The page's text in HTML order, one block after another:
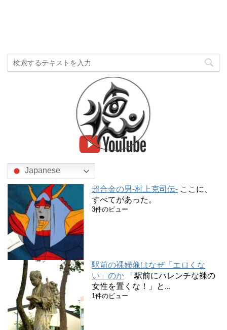
Japanese
超合金の男-村上克司伝- ここに、
すべてがあった。
3件のビュー
駅前の裸婦像はなぜ「エロくな
い」のか
「駅前にハレンチな裸の
女性を置くな！」と...
1件のビュー